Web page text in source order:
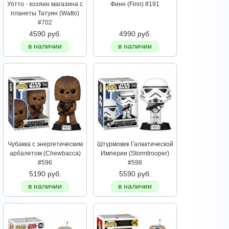
Уотто - хозяин магазина с
планеты Татуин (Watto)
#702
4590 руб.
в наличии
Финн (Finn) #191
4990 руб.
в наличии
Чубакка с энергетическим
арбалетом (Chewbacca)
#596
5190 руб.
в наличии
Штурмовик Галактической
Империи (Stormtrooper)
#598
5590 руб.
в наличии